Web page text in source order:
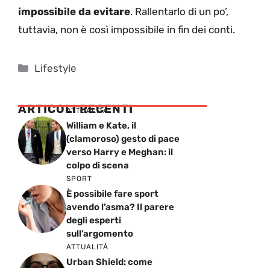
impossibile da evitare. Rallentarlo di un po’,
tuttavia, non è così impossibile in fin dei conti.
Categorie
Lifestyle
ARTICOLI RECENTI
ATTUALITÁ
William e Kate, il
(clamoroso) gesto di pace
verso Harry e Meghan: il
colpo di scena
SPORT
È possibile fare sport
avendo l’asma? Il parere
degli esperti
sull’argomento
ATTUALITÁ
Urban Shield: come